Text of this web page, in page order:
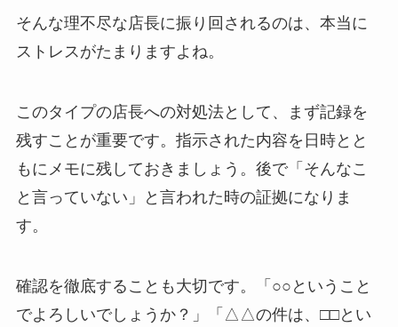
そんな理不尽な店長に振り回されるのは、本当に
ストレスがたまりますよね。
このタイプの店長への対処法として、まず記録を
残すことが重要です。指示された内容を日時とと
もにメモに残しておきましょう。後で「そんなこ
と言っていない」と言われた時の証拠になりま
す。
確認を徹底することも大切です。「○○ということ
でよろしいでしょうか？」「△△の件は、□□とい